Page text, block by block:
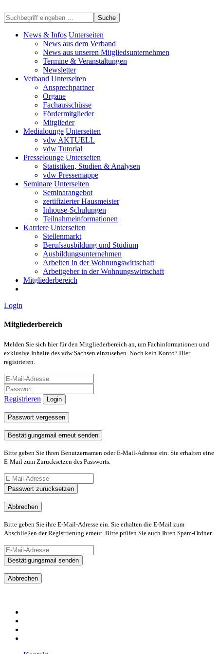
Suche
News & Infos Unterseiten
News aus dem Verband
News aus unseren Mitgliedsunternehmen
Termine & Veranstaltungen
Newsletter
Verband Unterseiten
Ansprechpartner
Organe
Fachausschüsse
Fördermitglieder
Mitglieder
Medialounge Unterseiten
vdw AKTUELL
vdw Tutorial
Presselounge Unterseiten
Statistiken, Studien & Analysen
vdw Pressemappe
Seminare Unterseiten
Seminarangebot
zertifizierter Hausmeister
Inhouse-Schulungen
Teilnahmeinformationen
Karriere Unterseiten
Stellenmarkt
Berufsausbildung und Studium
Ausbildungsunternehmen
Arbeiten in der Wohnungswirtschaft
Arbeitgeber in der Wohnungswirtschaft
Mitgliederbereich
Login
Mitgliederbereich
Melden Sie sich hier für den Mitgliederbereich an, um Fachinformationen und
exklusive Inhalte des vdw Sachsen einzusehen. Noch kein Konto? Hier
registrieren.
Registrieren Login
Passwort vergessen
Bestätigungsmail erneut senden
Bitte geben Sie ihren Benutzernamen oder E-Mail-Adresse ein. Sie erhalten eine
E-Mail zum Zurücksetzen des Passworts.
Passwort zurücksetzen
Abbrechen
Bitte geben Sie ihre E-Mail-Adresse ein. Sie erhalten die E-Mail zum
Abschließen der Registrierung erneut. Bitte prüfen Sie auch Ihren Spam-Ordner.
Bestätigungsmail senden
Abbrechen